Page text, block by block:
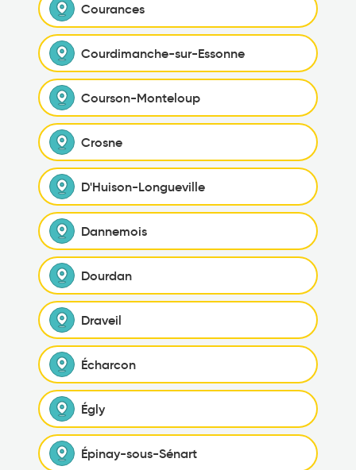
Courances
Courdimanche-sur-Essonne
Courson-Monteloup
Crosne
D'Huison-Longueville
Dannemois
Dourdan
Draveil
Écharcon
Égly
Épinay-sous-Sénart